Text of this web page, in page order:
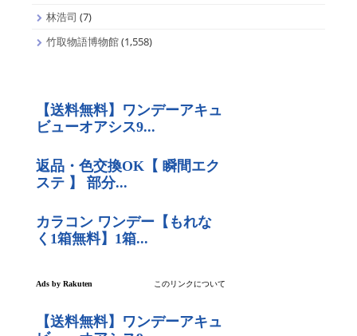
林浩司 (7)
竹取物語博物館(1,558)